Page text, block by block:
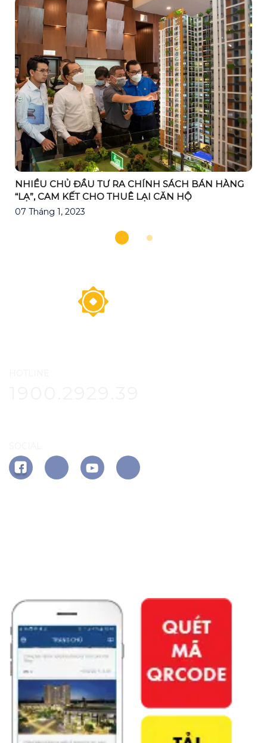
NHIỀU CHỦ ĐẦU TƯ RA CHÍNH SÁCH BÁN HÀNG
“LẠ”, CAM KẾT CHO THUÊ LẠI CĂN HỘ
07 Tháng 1, 2023